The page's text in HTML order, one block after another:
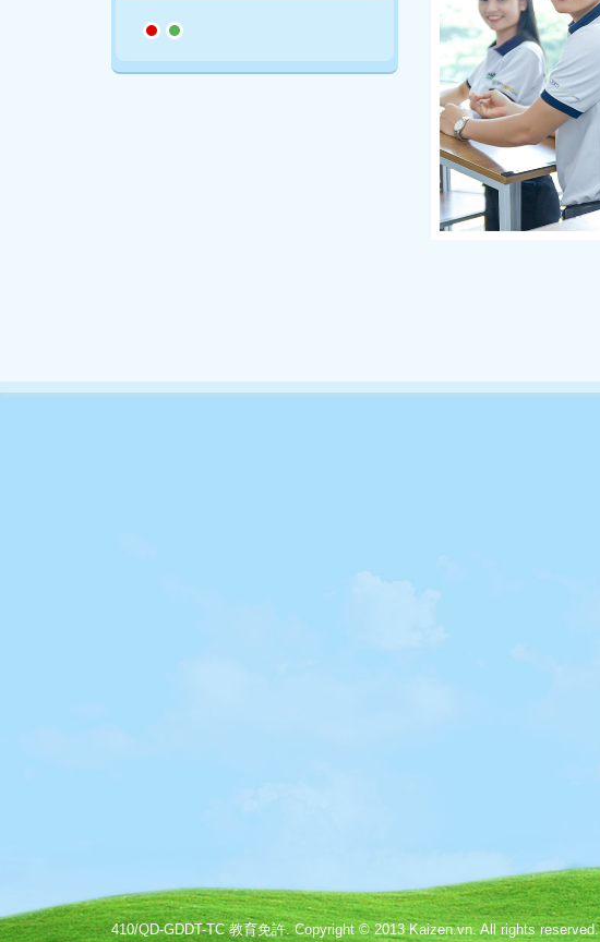
Esuhai - Kaizen便り
にコンタクト
410/QD-GDDT-TC 教育免許. Copyright © 2013 Kaizen.vn. All rights reserved.